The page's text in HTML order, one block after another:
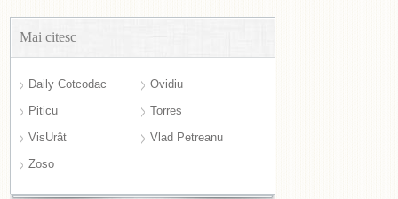
Mai citesc
Daily Cotcodac
Ovidiu
Piticu
Torres
VisUrât
Vlad Petreanu
Zoso